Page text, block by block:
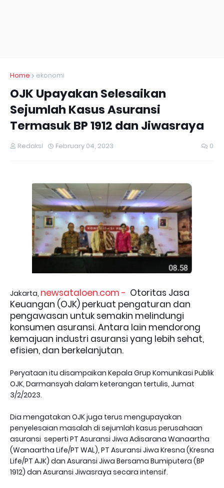
Home ekonomi
OJK Upayakan Selesaikan
Sejumlah Kasus Asuransi
Termasuk BP 1912 dan Jiwasraya
Redaksi February 04, 2023 0
Jakarta, newsataloen.com - Otoritas Jasa
Keuangan (OJK) perkuat pengaturan dan
pengawasan untuk semakin melindungi
konsumen asuransi. Antara lain mendorong
kemajuan industri asuransi yang lebih sehat,
efisien, dan berkelanjutan.
Peryataan itu disampaikan Kepala Grup Komunikasi Publik
OJK, Darmansyah dalam keterangan tertulis, Jumat
3/2/2023.
Dia mengatakan OJK juga terus mengupayakan
penyelesaian masalah di sejumlah kasus perusahaan
asuransi seperti PT Asuransi Jiwa Adisarana Wanaartha
(Wanaartha Life/PT WAL), PT Asuransi Jiwa Kresna (Kresna
Life/PT AJK) dan Asuransi Jiwa Bersama Bumiputera (BP
1912) dan Asuransi Jiwasraya secara intensif.